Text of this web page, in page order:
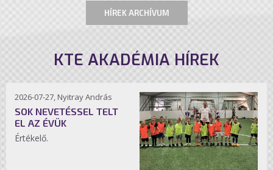
HÍREK ARCHÍVUM
KTE AKADÉMIA HÍREK
2026-07-27, Nyitray András
SOK NEVETÉSSEL TELT
EL AZ ÉVÜK
Értékelő.